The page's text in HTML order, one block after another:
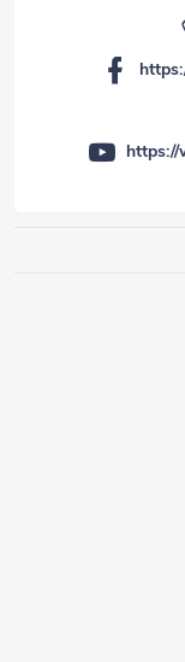
https://